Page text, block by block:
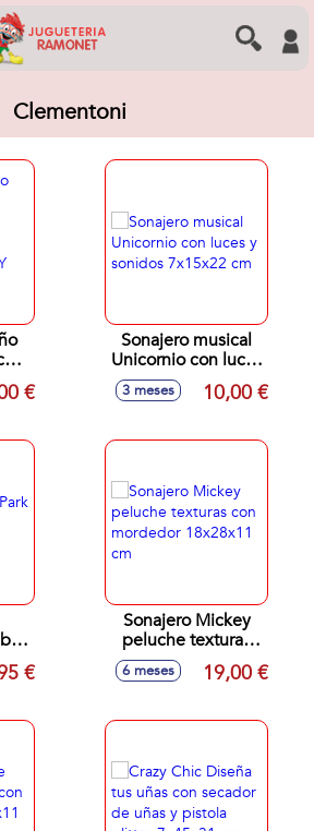
Clementoni
€
Sonajero musical
Unicornio con luces
y sonidos 7x15x22
cm
3 meses 10,00 €
e €
Sonajero Mickey
peluche texturas
con mordedor
18x28x11 cm
6 meses 19,00 €